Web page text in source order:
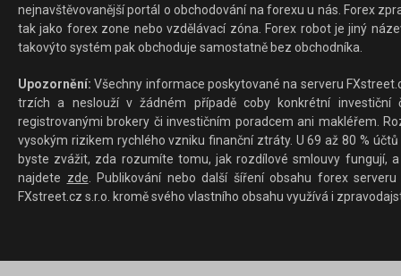
nejnavštěvovanější portál o obchodování na forexu u nás. Forex
tak jako forex zone nebo vzdělávací zóna. Forex robot je jiný
takovýto systém pak obchoduje samostatně bez obchodníka.
Upozornění: Všechny informace poskytované na serveru
trzích a neslouží v žádném případě coby konkrétní investiční
registrovanými brokery či investičním poradcem ani makléřem.
vysokým rizikem rychlého vzniku finanční ztráty. U 69 až 80 %
byste zvážit, zda rozumíte tomu, jak rozdílové smlouvy fungují,
najdete zde. Publikování nebo další šíření obsahu forex
FXstreet.cz s.r.o. kromě svého vlastního obsahu využívá i